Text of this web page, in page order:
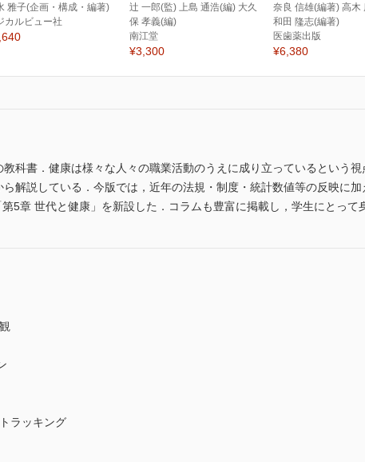
雅子(企画・構成・編著)
カルビュー社
辻 一郎(監) 上島 通浩(編) 大久
保 孝義(編)
南江堂
¥3,300
奈良 信雄(編著) 高木
和田 隆志(編著)
医歯薬出版
¥6,380
科書．健康は様々な人々の職業活動のうえに成り立っているという視
解説している．今版では，近年の法規・制度・統計数値等の反映に
5章 世代と健康」を新設した．コラムも豊富に掲載し，学生にとって
ラッキング